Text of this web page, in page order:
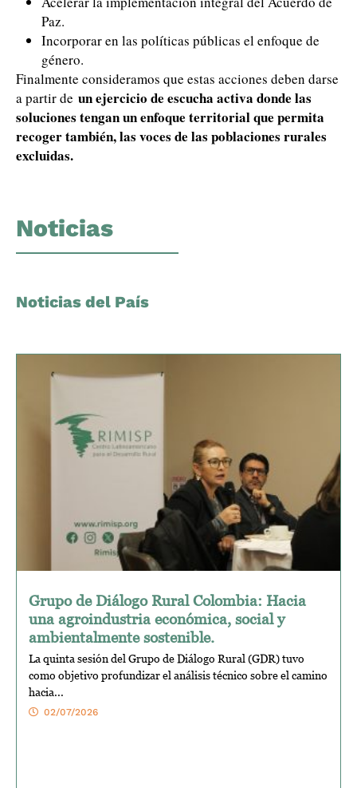
Paz.
Incorporar en las políticas públicas el enfoque de
género.
Finalmente consideramos que estas acciones deben darse
a partir de un ejercicio de escucha activa donde las
soluciones tengan un enfoque territorial que permita
recoger también, las voces de las poblaciones rurales
excluidas.
Noticias
Noticias del País
Grupo de Diálogo Rural Colombia: Hacia
una agroindustria económica, social y
ambientalmente sostenible.
La quinta sesión del Grupo de Diálogo Rural (GDR) tuvo
como objetivo profundizar el análisis técnico sobre el camino
hacia...
02/07/2026